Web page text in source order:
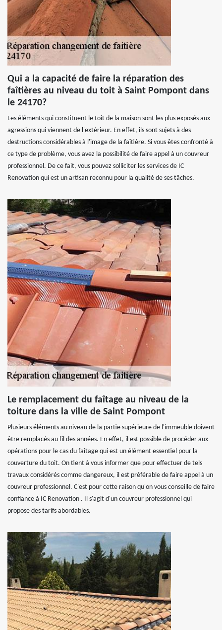
Qui a la capacité de faire la réparation des
faîtières au niveau du toit à Saint Pompont dans
le 24170?
Les éléments qui constituent le toit de la maison sont les plus exposés aux
agressions qui viennent de l'extérieur. En effet, ils sont sujets à des
destructions considérables à l'image de la faîtière. Si vous êtes confronté à
ce type de problème, vous avez la possibilité de faire appel à un couvreur
professionnel. De ce fait, vous pouvez solliciter les services de IC
Renovation qui est un artisan reconnu pour la qualité de ses tâches.
Le remplacement du faîtage au niveau de la
toiture dans la ville de Saint Pompont
Plusieurs éléments au niveau de la partie supérieure de l'immeuble doivent
être remplacés au fil des années. En effet, il est possible de procéder aux
opérations pour le cas du faîtage qui est un élément essentiel pour la
couverture du toit. On tient à vous informer que pour effectuer de tels
travaux considérés comme dangereux, il est préférable de faire appel à un
couvreur professionnel. C'est pour cette raison qu'on vous conseille de faire
confiance à IC Renovation . Il s'agit d'un couvreur professionnel qui
propose des tarifs abordables.